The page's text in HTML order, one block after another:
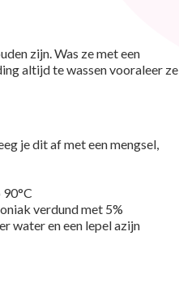
zijn. Was ze met een
altijd te wassen vooraleer ze
je dit af met een mengsel,
verdund met 5%
water en een lepel azijn